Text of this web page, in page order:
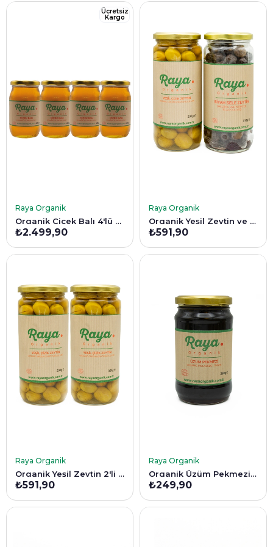
SEPETE EKLE
Ücretsiz
Kargo
Raya Organik
Organik Çiçek Balı 4'lü Set (460 g x 4)
₺2.499,90
SEPETE EKLE
Raya Organik
Organik Yeşil Zeytin ve Siyah Zeytin 2'li Set 500 cc
₺591,90
SEPETE EKLE
Raya Organik
Organik Yeşil Zeytin 2'li Set (500 cc x 2)
₺591,90
SEPETE EKLE
Raya Organik
Organik Üzüm Pekmezi 380 gr
₺249,90